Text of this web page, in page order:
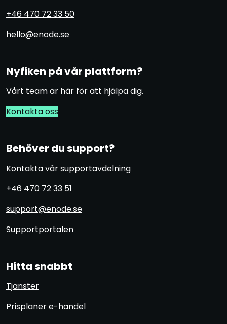
+46 470 72 33 50
hello@enode.se
Nyfiken på vår plattform?
Vårt team är här för att hjälpa dig.
Kontakta oss
Behöver du support?
Kontakta vår supportavdelning
+46 470 72 33 51
support@enode.se
Supportportalen
Hitta snabbt
Tjänster
Prisplaner e-handel